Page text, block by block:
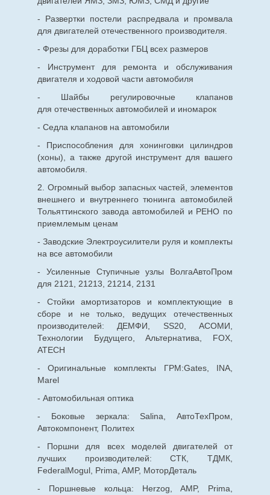
- Развертки постели распредвала и промвала
для двигателей отечественного производителя.
- Фрезы для доработки ГБЦ всех размеров
- Инструмент для ремонта и обслуживания
двигателя и ходовой части автомобиля
- Шайбы регулировочные клапанов
для отечественныхавтомобилей и иномарок
- Седла клапанов на автомобили
- Приспособления для хонинговки цилиндров
(хоны), а также другой инструмент для вашего
автомобиля.
2. Огромный выбор запасных частей, элементов
внешнего и внутреннего тюнинга автомобилей
Тольяттинского завода автомобилей и РЕНО по
приемлемым ценам
- Заводские Электроусилители руля и комплекты
на все автомобили
- Усиленные Ступичные узлы ВолгаАвтоПром
для 2121, 21213, 21214, 2131
- Стойки амортизаторов и комплектующие в
сборе и не только, ведущих отечественных
производителей: ДЕМФИ, SS20, АСОМИ,
Технологии Будущего, Альтернатива, FOX,
ATECH
- Оригинальные комплекты ГРМ:Gates, INA,
Marel
- Автомобильная оптика
- Боковые зеркала: Salina, АвтоТехПром,
Автокомпонент, Политех
- Поршни для всех моделей двигателей от
лучших производителей: СТК, ТДМК,
FederalMogul, Prima, AMP, МоторДеталь
- Поршневые кольца: Herzog, AMP, Prima,